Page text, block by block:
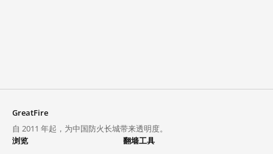
GreatFire
自 2011 年起，为中国防火长城带来透明度。
浏览
翻墙工具